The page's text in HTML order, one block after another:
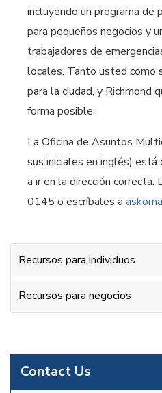
Contact Us
incluyendo un programa
para pequeños negocios y
trabajadores de
locales. Tanto usted como
para la ciudad, y Richmond
forma posible.
La Oficina de Asuntos
sus iniciales en inglés)
a ir en la dirección
0145 o escríbales a
Recursos para individuos
Recursos para negocios